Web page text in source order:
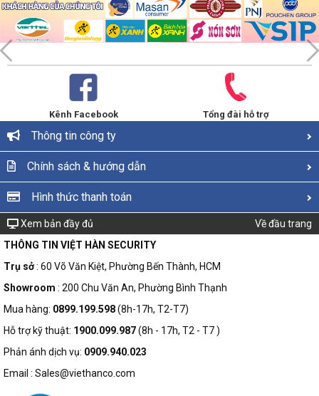
Kênh Facebook Tổng đài hỗ trợ
Thông tin công ty
Chính sách & hướng dẫn
Hình thức thanh toán
Xem bản đầy đủ
Về đầu trang
THÔNG TIN VIỆT HÀN SECURITY
Trụ sở: 60 Võ Văn Kiệt, Phường Bến Thành, HCM
Showroom : 200 Chu Văn An, Phường Bình Thạnh
Mua hàng: 0899.199.598(8h-17h, T2-T7)
Hỗ trợ kỹ thuật: 1900.099.987(8h - 17h, T2 - T7 )
Phản ánh dịch vụ: 0909.940.023
Email : Sales@viethanco.com